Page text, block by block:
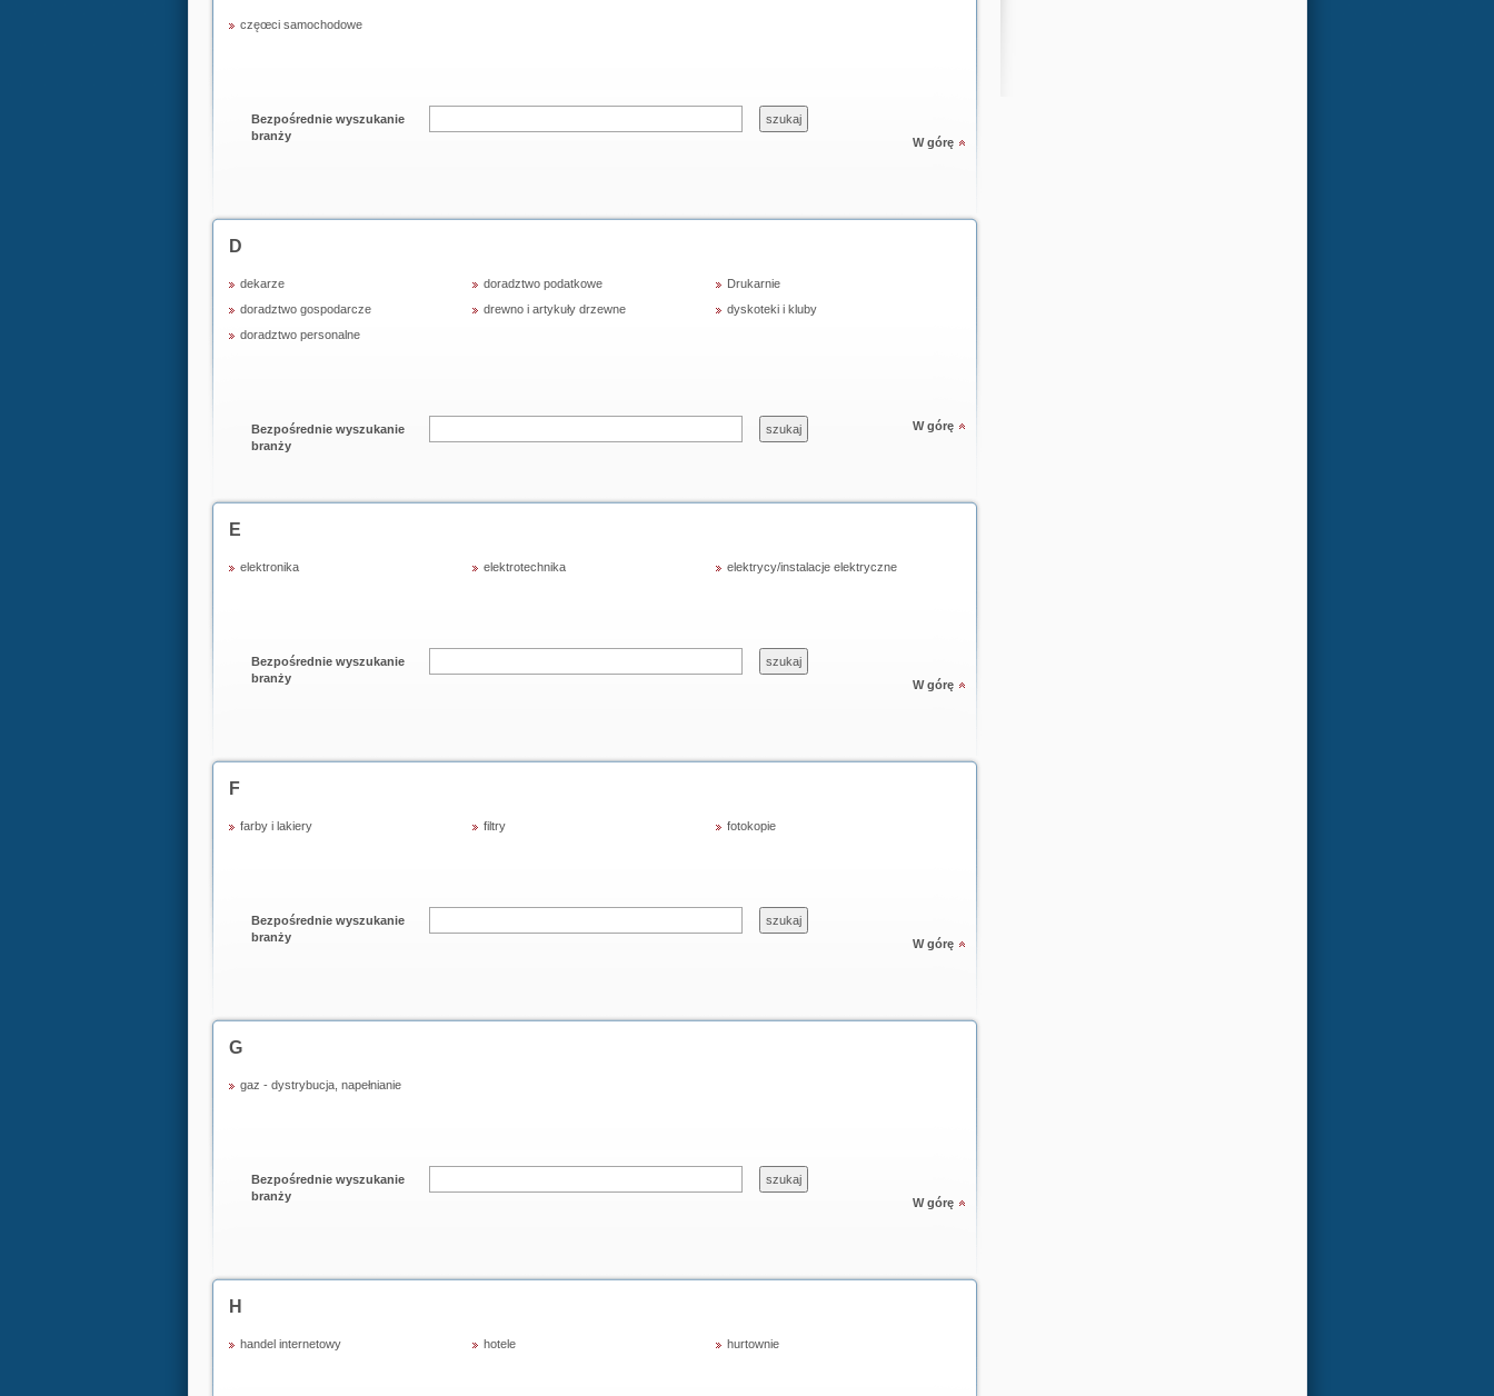
częœci samochodowe
W górę
Bezpośrednie wyszukanie
branży
D
dekarze
doradztwo gospodarcze
doradztwo personalne
doradztwo podatkowe
drewno i artykuły drzewne
Drukarnie
dyskoteki i kluby
W górę
Bezpośrednie wyszukanie
branży
E
elektronika elektrotechnika elektrycy/instalacje elektryczne
W górę
Bezpośrednie wyszukanie
branży
F
farby i lakiery filtry fotokopie
W górę
Bezpośrednie wyszukanie
branży
G
gaz - dystrybucja, napełnianie
W górę
Bezpośrednie wyszukanie
branży
H
handel internetowy hotele hurtownie